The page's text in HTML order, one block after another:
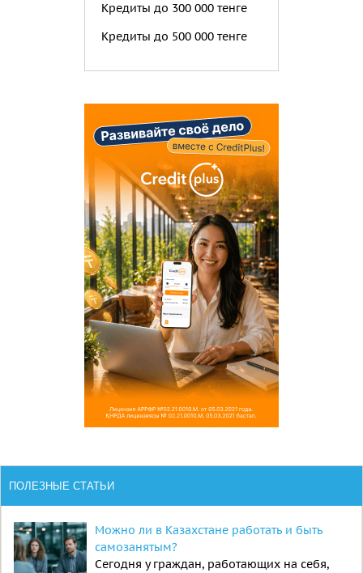
Кредиты до 300 000 тенге
Кредиты до 500 000 тенге
ПОЛЕЗНЫЕ СТАТЬИ
Можно ли в Казахстане работать и быть
самозанятым?
Сегодня у граждан, работающих на себя,